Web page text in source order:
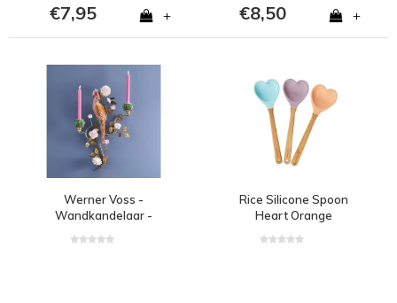
€7,95 + €8,50 +
Werner Voss -
Wandkandelaar -
Handgeschilderd - 39,5
Rice Silicone Spoon
Heart Orange